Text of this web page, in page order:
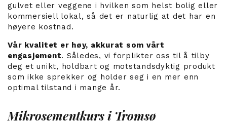
gulvet eller veggene i hvilken som helst bolig eller
kommersiell lokal, så det er naturlig at det har en
høyere kostnad.
Vår kvalitet er høy, akkurat som vårt
engasjement. Således, vi forplikter oss til å tilby
deg et unikt, holdbart og motstandsdyktig produkt
som ikke sprekker og holder seg i en mer enn
optimal tilstand i mange år.
Mikrosementkurs i Tromsø